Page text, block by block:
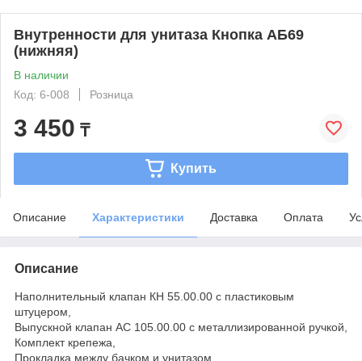
Внутренности для унитаза Кнопка АБ69
(нижняя)
В наличии
Код: 6-008
Розница
3 450 ₸
Купить
Описание Характеристики Доставка Оплата
Описание
Наполнительный клапан КН 55.00.00 с пластиковым
штуцером,
Выпускной клапан АС 105.00.00 с металлизированной ручкой,
Комплект крепежа,
Прокладка между бачком и унитазом,